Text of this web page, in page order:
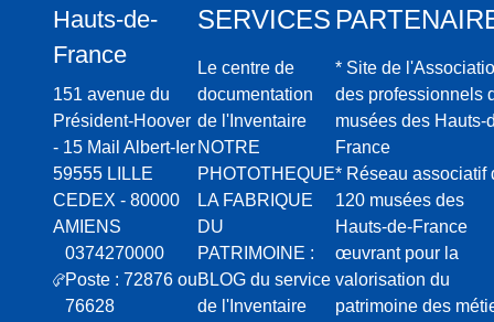
Hauts-de-
France
151 avenue du
Président-Hoover
- 15 Mail Albert-Ier
59555 LILLE
CEDEX - 80000
AMIENS
0374270000
Poste : 72876 ou
76628
SERVICES
Le centre de
documentation
de l'Inventaire
NOTRE
PHOTOTHEQUE
LA FABRIQUE
DU
PATRIMOINE :
BLOG du service
de l'Inventaire
* Site de
des professionnels
musées des Hauts-
France
* Réseau associatif
120 musées des
Hauts-de-France
œuvrant pour la
valorisation du
patrimoine des